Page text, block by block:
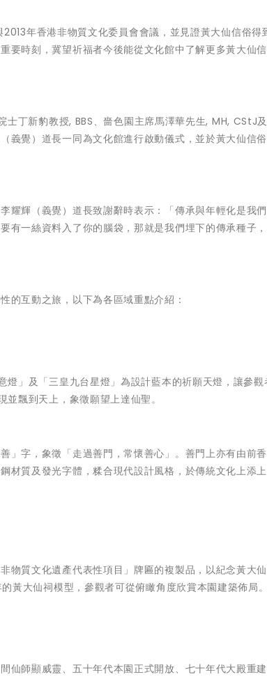
年香港非物質文化委員會會議，並見證黃大仙信俗得
要時刻，冀望祈福者今後能從文化館中了解更多黃大仙
士丁新豹教授, BBS 、嗇色園主席馬澤華先生, MH, CStJ
義覺）道長一同為文化館進行啟動儀式，並於黃大仙信
耀輝（義覺）道長致謝辭時表示：「傳承與年輕化是我
有一絲資料入了你的腦袋，那就是我們埋下的傳承種子
的互動之旅，以下為各區域重點介紹：
」及「三皇九台星燈」為設計藍本的祈願天燈，讓參觀
飄到天上，象徵願望上達仙聖。
」字，象徵「走過善門，常懷善心」。善門上亦有由前
材質及發光字體，糅合現代設計風格，於傳統文化上添
物質文化遺產代表性項目」牌匾的複製品，以紀念黃大
黃大仙祠模型，參觀者可從俯瞰角度欣賞本園建築佈局。
仙師顯威靈、五十年代本園正式開放、七十年代大殿重